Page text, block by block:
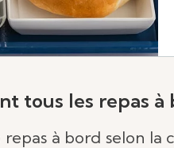
tous les repas à
à bord selon